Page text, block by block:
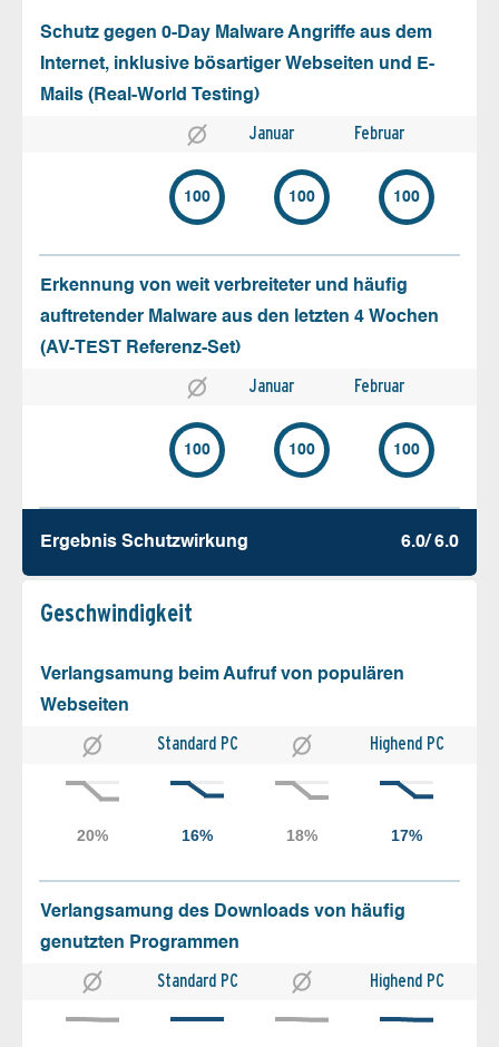
Schutz gegen 0-Day Malware Angriffe aus dem
Internet, inklusive bösartiger Webseiten und E-
Mails (Real-World Testing)
Januar Februar
100 100 100
Erkennung von weit verbreiteter und häufig
auftretender Malware aus den letzten 4 Wochen
(AV-TEST Referenz-Set)
Januar Februar
100 100 100
Ergebnis Schutz­wirkung 6.0/ 6.0
Geschw­indigkeit
Verlangsamung beim Aufruf von populären
Webseiten
Standard PC Highend PC
Verlangsamung des Downloads von häufig
genutzten Programmen
Standard PC Highend PC